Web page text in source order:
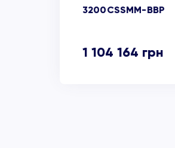
3200CSSMM-BBP
1 104 164 грн